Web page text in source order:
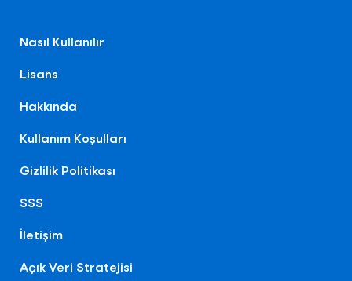
Nasıl Kullanılır
Lisans
Hakkında
Kullanım Koşulları
Gizlilik Politikası
SSS
İletişim
Açık Veri Stratejisi